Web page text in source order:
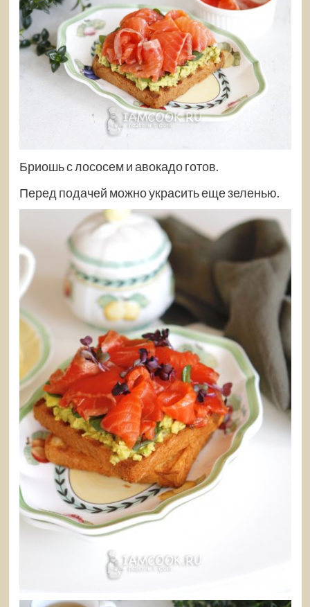
Бриошь с лососем и авокадо готов.
Перед подачей можно украсить еще зеленью.